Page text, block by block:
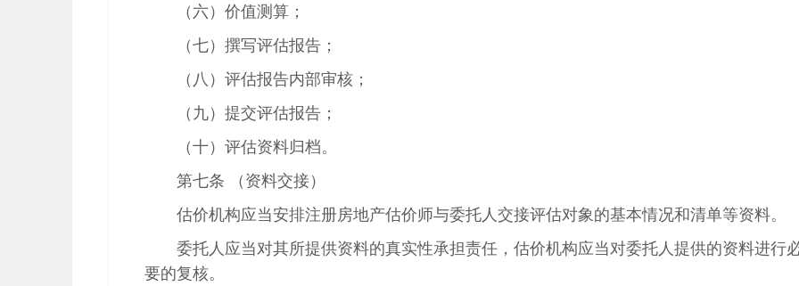
（六）价值测算；
（七）撰写评估报告；
（八）评估报告内部审核；
（九）提交评估报告；
（十）评估资料归档。
第七条 （资料交接）
估价机构应当安排注册房地产估价师与委托人交接评估对象的基本情况和清单等资料。
委托人应当对其所提供资料的真实性承担责任，估价机构应当对委托人提供的资料进行
要的复核。